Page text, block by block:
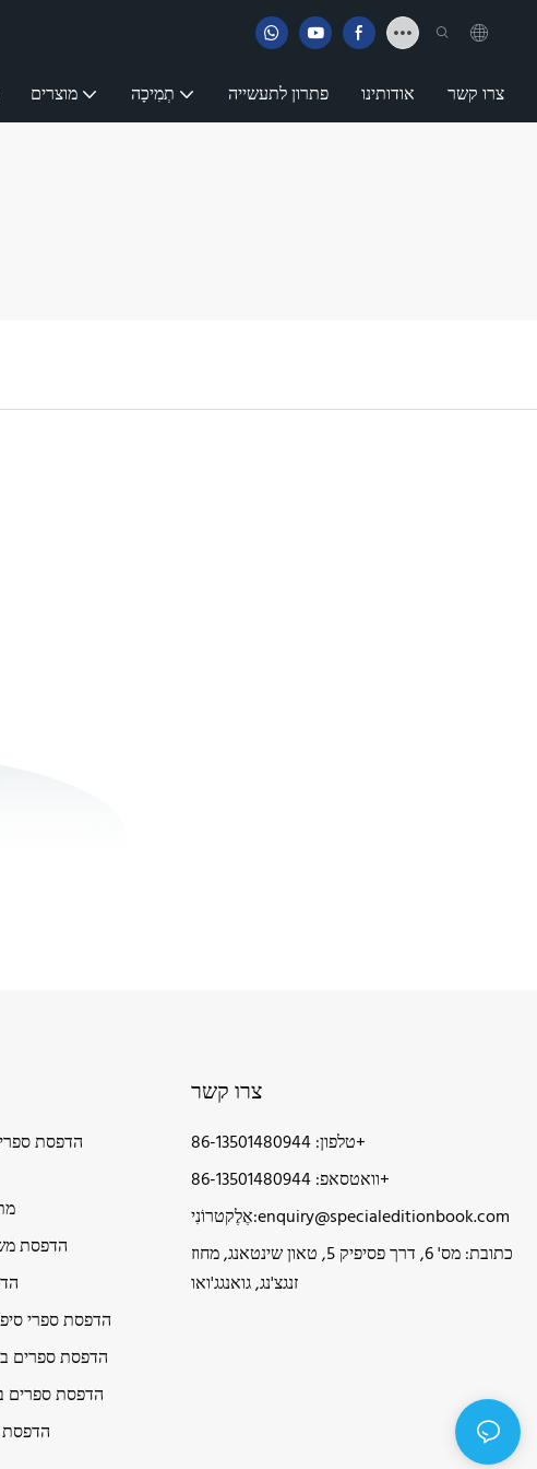
מוצרים תְמִיכָה פתרון לתעשייה אודותינו צרו קשר
הדפסת
הדפסת
הדפסת ספרי
הדפסת ספרים
הדפסת ספרים
הדפסת
צרו קשר
טלפון: 86-13501480944+
וואטסאפ: 86-13501480944+
אֶלֶקטרוֹנִי:enquiry@specialeditionbook.com
כתובת: מס' 6, דרך פסיפיק 5, טאון שינטאנג, מחוז
זנגצ'נג, גואנגג'ואו